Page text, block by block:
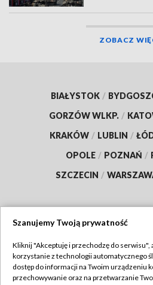
ZOBACZ
BIAŁYSTOK /
GORZÓW WLKP. /
KRAKÓW / LUBLIN /
OPOLE / POZNAŃ /
SZCZECIN /
TVP
Abonament TVP
Regulamin
Szanujemy Twoją prywatność
Kliknij "Akceptuję i przechodzę do serwisu",
korzystanie z technologii automatycznego
dostęp do informacji na Twoim urządzeniu
przechowywanie oraz na przetwarzanie